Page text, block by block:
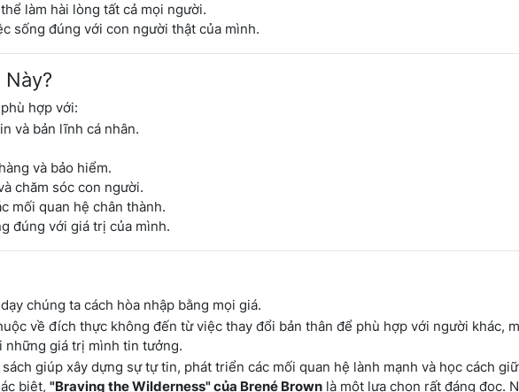
làm hài lòng tất cả mọi người.
sống đúng với con người thật của mình.
hợp với:
và bản lĩnh cá nhân.
và bảo hiểm.
chăm sóc con người.
mối quan hệ chân thành.
đúng với giá trị của mình.
chúng ta cách hòa nhập bằng mọi giá.
về đích thực không đến từ việc thay đổi bản thân để phù hợp với người khác,
những giá trị mình tin tưởng.
giúp xây dựng sự tự tin, phát triển các mối quan hệ lành mạnh và học cách
biệt, "Braving the Wilderness" của Brené Brown là một lựa chọn rất đáng đọc.